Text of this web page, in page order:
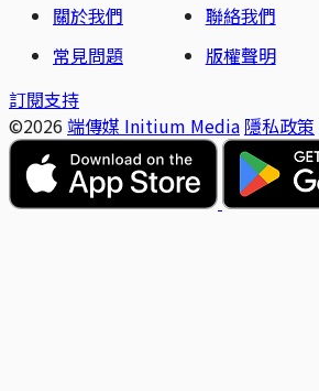
關於我們
聯絡我們
常見問題
版權聲明
訂閱支持
©2026 端傳媒 Initium Media 隱私政策